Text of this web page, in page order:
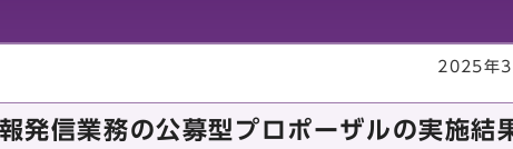
2025年3
信業務の公募型プロポーザルの実施結